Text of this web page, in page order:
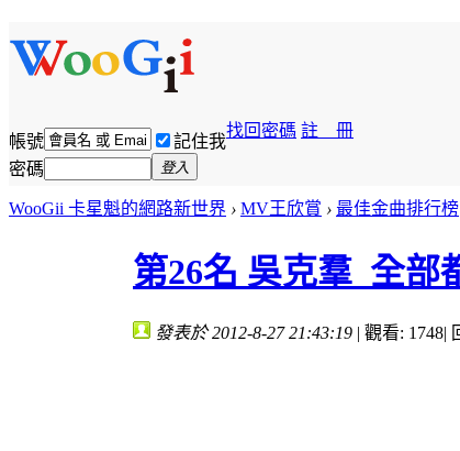
帳號 記住我
找回密碼 註 冊
密碼 登入
WooGii 卡星魁的網路新世界 › MV王欣賞 › 最佳金曲排行榜
第26名 吳克羣_全部
發表於 2012-8-27 21:43:19 | 觀看: 1748|